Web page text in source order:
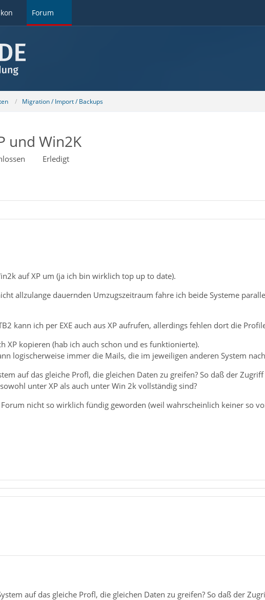
Forum
Migration / Import / Backups
und Win2K
Erledigt
auf XP um (ja ich bin wirklich top up to date).
allzulange dauernden Umzugszeitraum fahre ich beide Systeme
kann ich per EXE auch aus XP aufrufen, allerdings fehlen dort die
XP kopieren (hab ich auch schon und es funktionierte).
logischerweise immer die Mails, die im jeweiligen anderen System
auf das gleiche Profl, die gleichen Daten zu greifen? So daß der
unter XP als auch unter Win 2k vollständig sind?
nicht so wirklich fündig geworden (weil wahrscheinlich keiner so
auf das gleiche Profl, die gleichen Daten zu greifen? So daß der